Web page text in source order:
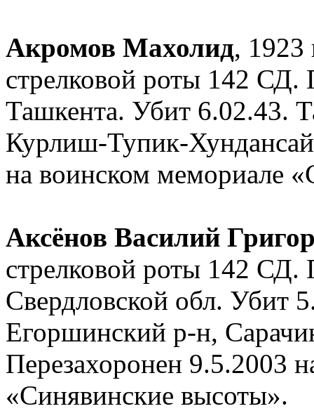
Акромов Махолид, 1923
стрелковой роты 142
Ташкента. Убит 6.02.43.
Курлиш-Тупик-
на воинском мемориале
Аксёнов Василий
стрелковой роты 142
Свердловской обл. Убит
Егоршинский р-н,
Перезахоронен 9.5.2003
«Синявинские высоты».